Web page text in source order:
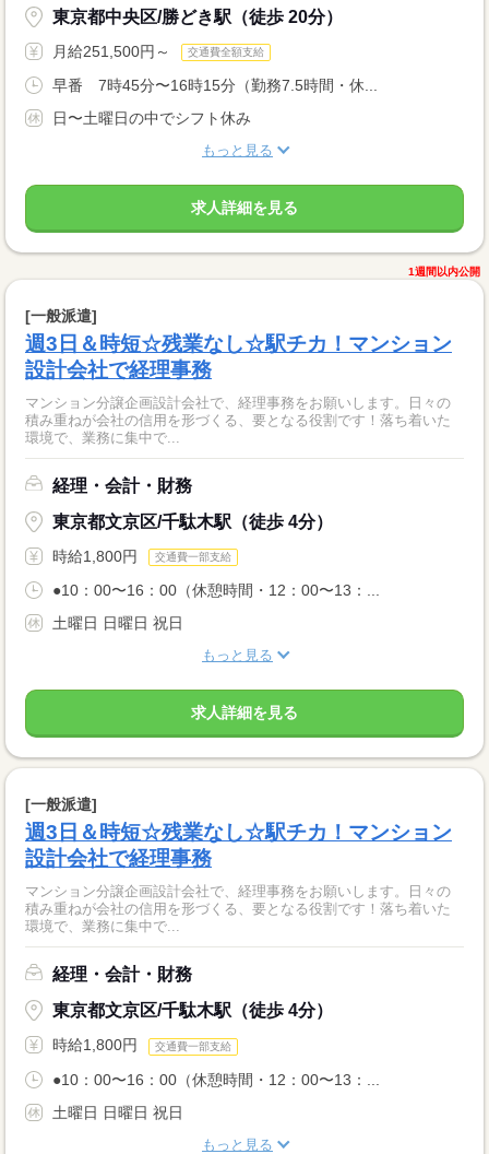
東京都中央区/勝どき駅（徒歩 20分）
月給251,500円～ 交通費全額支給
早番 7時45分〜16時15分（勤務7.5時間・休...
日〜土曜日の中でシフト休み
もっと見る
求人詳細を見る
1週間以内公開
[一般派遣]
週3日＆時短☆残業なし☆駅チカ！マンション
設計会社で経理事務
マンション分譲企画設計会社で、経理事務をお願いします。日々の
積み重ねが会社の信用を形づくる、要となる役割です！落ち着いた
環境で、業務に集中で...
経理・会計・財務
東京都文京区/千駄木駅（徒歩 4分）
時給1,800円 交通費一部支給
●10：00〜16：00（休憩時間・12：00〜13：...
土曜日 日曜日 祝日
もっと見る
求人詳細を見る
[一般派遣]
週3日＆時短☆残業なし☆駅チカ！マンション
設計会社で経理事務
マンション分譲企画設計会社で、経理事務をお願いします。日々の
積み重ねが会社の信用を形づくる、要となる役割です！落ち着いた
環境で、業務に集中で...
経理・会計・財務
東京都文京区/千駄木駅（徒歩 4分）
時給1,800円 交通費一部支給
●10：00〜16：00（休憩時間・12：00〜13：...
土曜日 日曜日 祝日
もっと見る